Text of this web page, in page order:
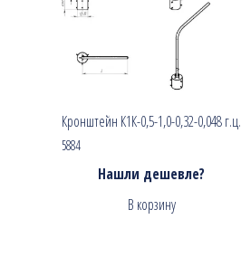
Кронштейн К1К-0,5-1,0-0,32-0,048 г.ц.
5884
Нашли дешевле?
В корзину